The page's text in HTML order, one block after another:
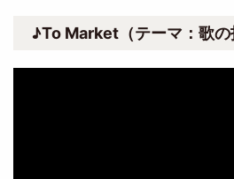
♪To Market（テーマ：歌の